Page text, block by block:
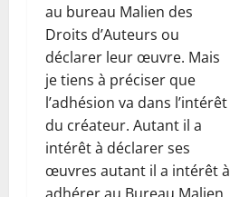
au bureau Malien des
Droits d’Auteurs ou
déclarer leur œuvre. Mais
je tiens à préciser que
l’adhésion va dans l’intérêt
du créateur. Autant il a
intérêt à déclarer ses
œuvres autant il a intérêt à
adhérer au Bureau Malien